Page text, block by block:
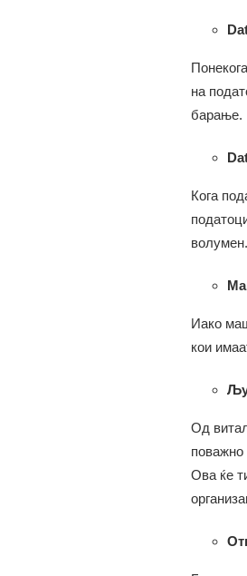
на
барање.
Кога
волумен.
Иако
кои
Од
поважно
Ова ќе